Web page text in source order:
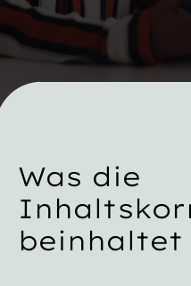
Was die
beinhaltet